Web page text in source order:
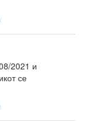
2021 и
се